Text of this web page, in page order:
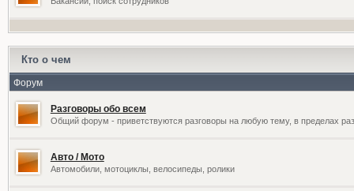
Кто о чем
Форум
Разговоры обо всем
Общий форум - приветствуются разговоры на любую тему, в пределах
Авто / Мото
Автомобили, мотоциклы, велосипеды, ролики